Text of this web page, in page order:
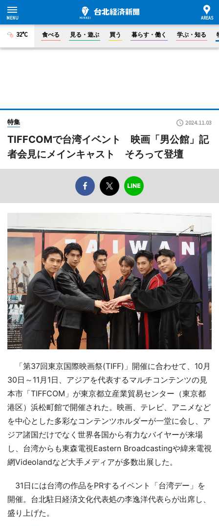
32°C 食べる 見る・遊ぶ 買う 暮らす・働く 学ぶ・知る
特集 2024.11.03
TIFFCOMで台湾イベント 映画「男公館」記
者会見にメインキャスト そろって登壇
「第37回東京国際映画祭(TIFF)」開催に合わせて、10月
30日～11月1日、アジアを代表するマルチコンテンツの見
本市「TIFFCOM」が東京都立産業貿易センター（東京都
港区）浜松町館で開催された。映画、テレビ、アニメなど
を中心とした多彩なコンテンツホルダーが一堂に会し、ア
ジア諸国だけでなく世界各国から有力なバイヤーが来場
し、台湾からも東森電視Eastern Broadcastingや緯来電視
網Videolandなど大手メディアが多数出展した。
31日には台湾の作品をPRするイベント「台湾デー」を
開催。台北駐日経済文化代表処の李逸洋代表らが出席し、
盛り上げた。